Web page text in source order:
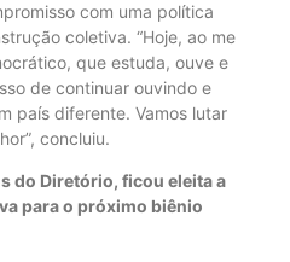
com uma política
coletiva. “Hoje, ao me
que estuda, ouve e
de continuar ouvindo e
país diferente. Vamos lutar
concluiu.
do Diretório, ficou eleita a
para o próximo biênio